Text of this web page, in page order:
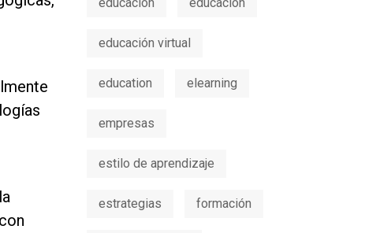
educación virtual
education elearning
empresas
estilo de aprendizaje
estrategias formación